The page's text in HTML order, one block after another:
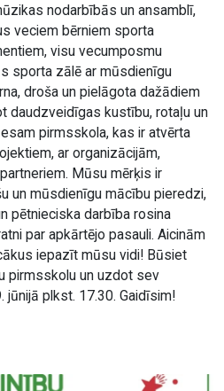
nodarbībās un ansamblī,
veciem bērniem sporta
visu vecumposmu
sporta zālē ar mūsdienīgu
droša un pielāgota dažādiem
daudzveidīgas kustību, rotaļu un
pirmsskola, kas ir atvērta
ar organizācijām,
Mūsu mērķis ir
un mūsdienīgu mācību pieredzi,
pētnieciska darbība rosina
par apkārtējo pasauli. Aicinām
iepazīt mūsu vidi! Būsiet
pirmsskolu un uzdot sev
plkst. 17.30. Gaidīsim!